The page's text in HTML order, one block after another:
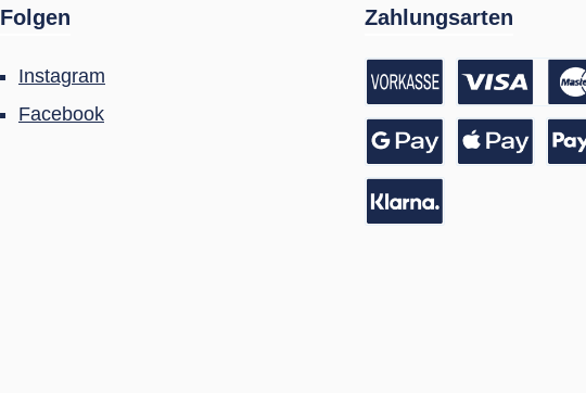
Folgen
Instagram
Facebook
Zahlungsarten
Vorkasse /Kreditkarte
Google Pay